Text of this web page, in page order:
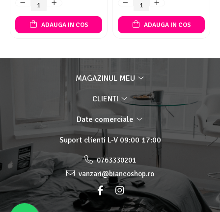
ADAUGA IN COS ADAUGA IN COS
MAGAZINUL MEU
CLIENTI
Date comerciale
Suport clienti L-V 09:00 17:00
0763330201
vanzari@biancoshop.ro